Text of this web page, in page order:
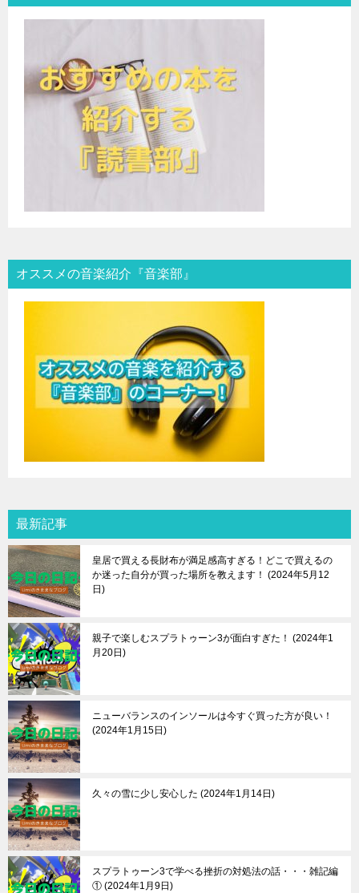
オススメの音楽紹介『音楽部』
最新記事
皇居で買える長財布が満足感高すぎる！どこで買えるの
か迷った自分が買った場所を教えます！
2024年5月12
日
親子で楽しむスプラトゥーン3が面白すぎた！
2024年1
月20日
ニューバランスのインソールは今すぐ買った方が良い！
2024年1月15日
久々の雪に少し安心した 2024年1月14日
スプラトゥーン3で学べる挫折の対処法の話・・・雑記編
① 2024年1月9日